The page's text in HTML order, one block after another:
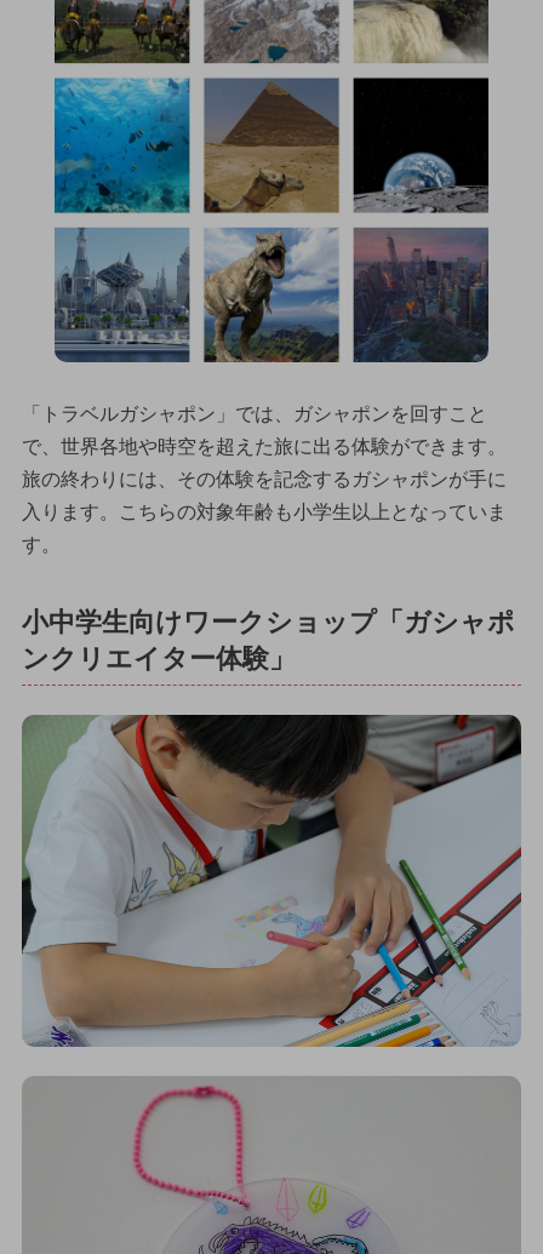
「トラベルガシャポン」では、ガシャポンを回すこと
で、世界各地や時空を超えた旅に出る体験ができます。
旅の終わりには、その体験を記念するガシャポンが手に
入ります。こちらの対象年齢も小学生以上となっていま
す。
小中学生向けワークショップ「ガシャポ
ンクリエイター体験」